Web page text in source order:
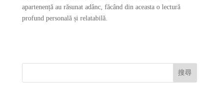
apartenență au răsunat adânc, făcând din aceasta o lectură
profund personală și relatabilă.
搜尋